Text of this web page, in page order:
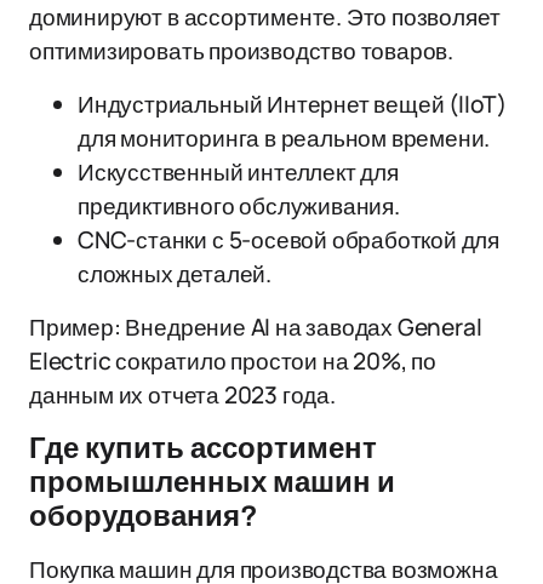
доминируют в ассортименте. Это позволяет
оптимизировать производство товаров.
Индустриальный Интернет вещей (IIoT)
для мониторинга в реальном времени.
Искусственный интеллект для
предиктивного обслуживания.
CNC-станки с 5-осевой обработкой для
сложных деталей.
Пример: Внедрение AI на заводах General
Electric сократило простои на 20%, по
данным их отчета 2023 года.
Где купить ассортимент
промышленных машин и
оборудования?
Покупка машин для производства возможна